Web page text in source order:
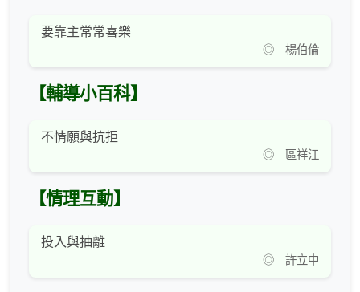
要靠主常常喜樂
◎ 楊伯倫
【輔導小百科】
不情願與抗拒
◎ 區祥江
【情理互動】
投入與抽離
◎ 許立中